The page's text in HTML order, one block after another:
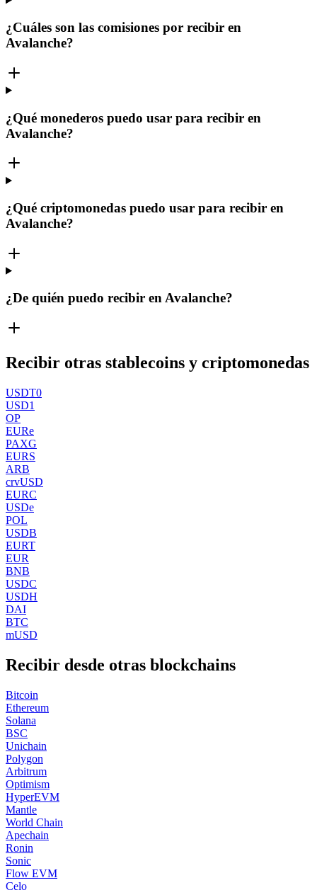
¿Cuáles son las comisiones por recibir en
Avalanche?
¿Qué monederos puedo usar para recibir en
Avalanche?
¿Qué criptomonedas puedo usar para recibir en
Avalanche?
¿De quién puedo recibir en Avalanche?
Recibir otras stablecoins y criptomonedas
USDT0
USD1
OP
EURe
PAXG
EURS
ARB
crvUSD
EURC
USDe
POL
USDB
EURT
EUR
BNB
USDC
USDH
DAI
BTC
mUSD
Recibir desde otras blockchains
Bitcoin
Ethereum
Solana
BSC
Unichain
Polygon
Arbitrum
Optimism
HyperEVM
Mantle
World Chain
Apechain
Ronin
Sonic
Flow EVM
Celo